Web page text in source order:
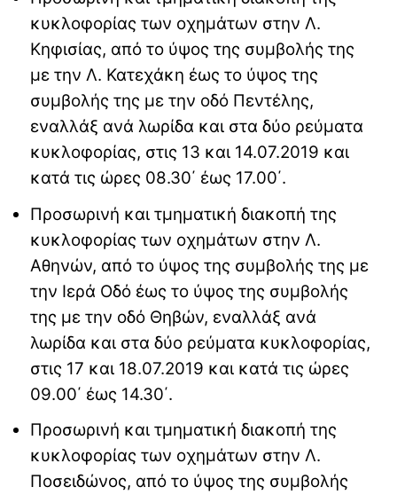
κυκλοφορίας των οχημάτων στην Λ.
Κηφισίας, από το ύψος της συμβολής της
με την Λ. Κατεχάκη έως το ύψος της
συμβολής της με την οδό Πεντέλης,
εναλλάξ ανά λωρίδα και στα δύο ρεύματα
κυκλοφορίας, στις 13 και 14.07.2019 και
κατά τις ώρες 08.30΄ έως 17.00΄.
Προσωρινή και τμηματική διακοπή της
κυκλοφορίας των οχημάτων στην Λ.
Αθηνών, από το ύψος της συμβολής της με
την Ιερά Οδό έως το ύψος της συμβολής
της με την οδό Θηβών, εναλλάξ ανά
λωρίδα και στα δύο ρεύματα κυκλοφορίας,
στις 17 και 18.07.2019 και κατά τις ώρες
09.00΄ έως 14.30΄.
Προσωρινή και τμηματική διακοπή της
κυκλοφορίας των οχημάτων στην Λ.
Ποσειδώνος, από το ύψος της συμβολής